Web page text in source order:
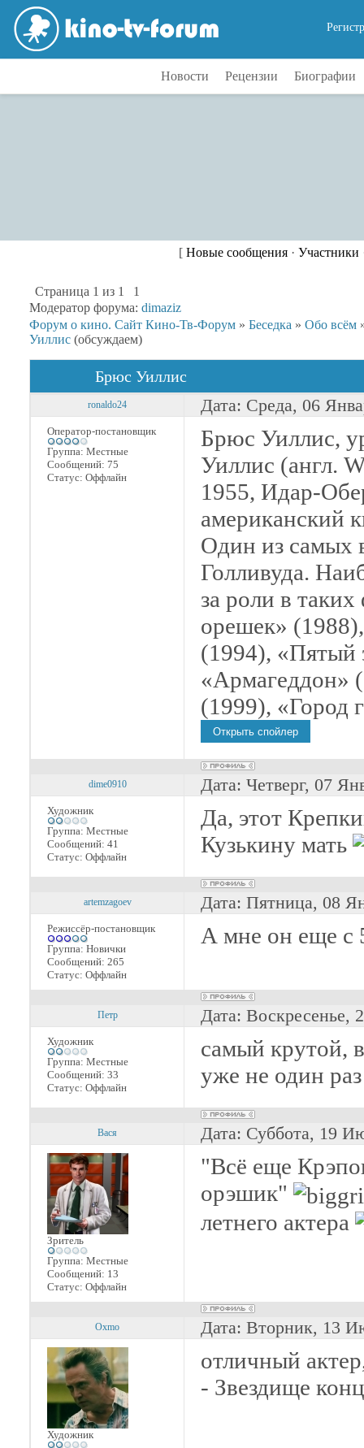
Новости Рецензии Биографии
[ Новые сообщения· Участники
Страница 1 из 1
1
Модератор форума: dimaziz
Форум о кино. Сайт Кино-Тв-Форум » Беседка » Обо всём
Уиллис (обсуждаем)
Брюс Уиллис
ronaldo24 Дата: Среда, 06
Оператор-постановщик
Группа: Местные
Сообщений: 75
Статус: Оффлайн
Брюс Уиллис,
Уиллис (англ.
1955, Идар-
американский
Один из самых
Голливуда.
за роли в
орешек»
(1994), «Пятый
«Армагеддон»
(1999), «Город
dime0910 Дата: Четверг, 07
Художник
Группа: Местные
Сообщений: 41
Статус: Оффлайн
Да, этот
Кузькину мать
artemzagoev Дата: Пятница, 08
Режиссёр-постановщик
Группа: Новички
Сообщений: 265
Статус: Оффлайн
А мне он еще с
Петр Дата: Воскресенье,
Художник
Группа: Местные
Сообщений: 33
Статус: Оффлайн
самый крутой,
уже не один
Вася Дата: Суббота, 19
Зритель
Группа: Местные
Сообщений: 13
Статус: Оффлайн
"Всё еще
орэшик"
летнего актера
Oxmo Дата: Вторник, 13
Художник
отличный
- Звездище